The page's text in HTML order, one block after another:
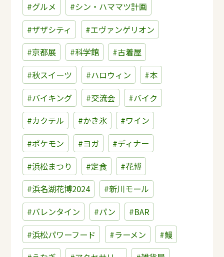
#グルメ
#シン・ハママツ計画
#ザザシティ
#エヴァンゲリオン
#京都展
#科学館
#古着屋
#秋スイーツ
#ハロウィン
#本
#バイキング
#交流会
#バイク
#カクテル
#かき氷
#ワイン
#ポケモン
#ヨガ
#ディナー
#浜松まつり
#定食
#花博
#浜名湖花博2024
#新川モール
#バレンタイン
#パン
#BAR
#浜松パワーフード
#ラーメン
#鰻